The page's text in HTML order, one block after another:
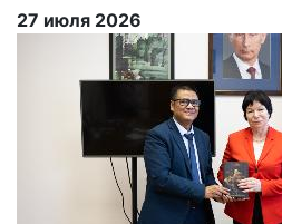
27 июля 2026